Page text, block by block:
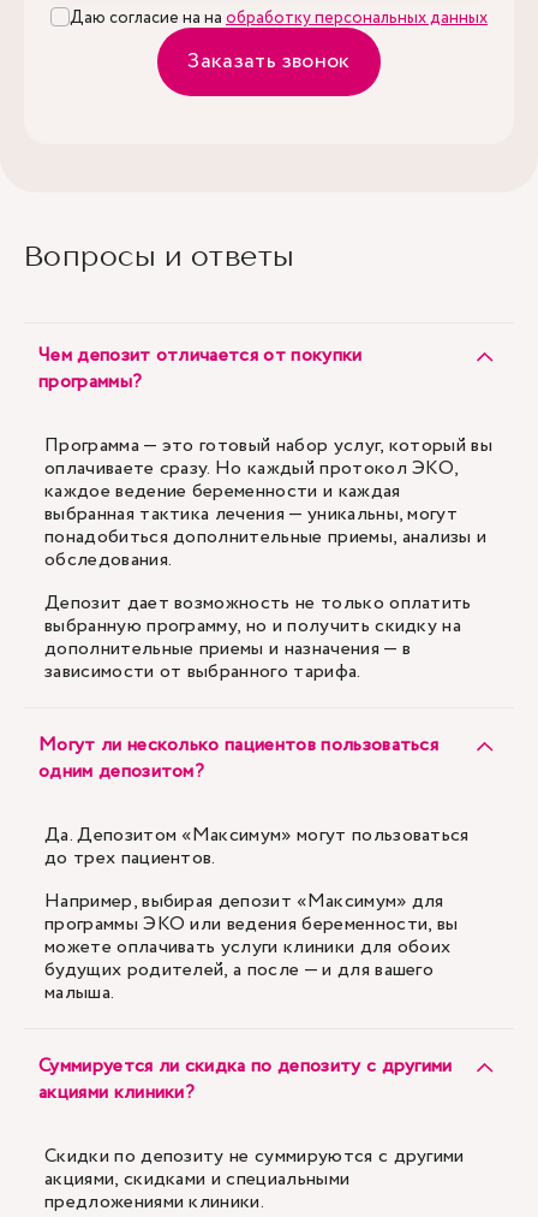
Даю согласие на на обработку персональных данных
Заказать звонок
Вопросы и ответы
Чем депозит отличается от покупки
программы?
Программа — это готовый набор услуг, который вы
оплачиваете сразу. Но каждый протокол ЭКО,
каждое ведение беременности и каждая
выбранная тактика лечения — уникальны, могут
понадобиться дополнительные приемы, анализы и
обследования.
Депозит дает возможность не только оплатить
выбранную программу, но и получить скидку на
дополнительные приемы и назначения — в
зависимости от выбранного тарифа.
Могут ли несколько пациентов пользоваться
одним депозитом?
Да. Депозитом «Максимум» могут пользоваться
до трех пациентов.
Например, выбирая депозит «Максимум» для
программы ЭКО или ведения беременности, вы
можете оплачивать услуги клиники для обоих
будущих родителей, а после — и для вашего
малыша.
Суммируется ли скидка по депозиту с другими
акциями клиники?
Скидки по депозиту не суммируются с другими
акциями, скидками и специальными
предложениями клиники.